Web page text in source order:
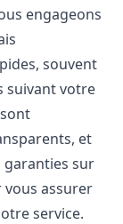
engageons
souvent
suivant votre
et
sur
assurer
service.